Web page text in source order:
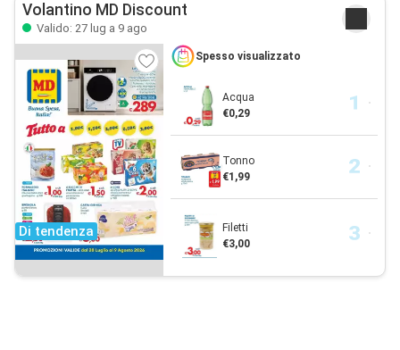
Volantino MD Discount
Valido: 27 lug a 9 ago
Di tendenza
Spesso visualizzato
Acqua
€0,29
Tonno
€1,99
Filetti
€3,00